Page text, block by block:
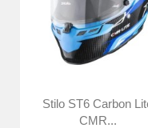
Stilo ST6 Carbon
CMR...